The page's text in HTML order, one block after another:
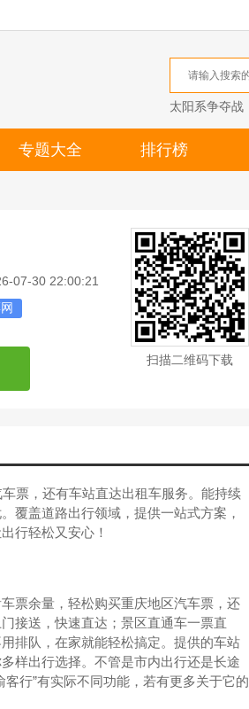
太阳系争夺战
专题大全 排行榜
07-30 22:00:21
扫描二维码下载
票，还有车站直达出租车服务。能持续
覆盖道路出行领域，提供一站式方案，
行轻松又安心！
票余量，轻松购买重庆地区汽车票，还
接送，快速直达；景区直通车一票直
排队，在家就能轻松搞定。提供的车站
样出行选择。不管是市内出行还是长途
行”有实际不同功能，若有更多关于它的